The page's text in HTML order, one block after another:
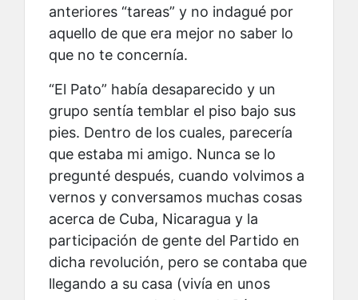
anteriores “tareas” y no indagué por
aquello de que era mejor no saber lo
que no te concernía.
“El Pato” había desaparecido y un
grupo sentía temblar el piso bajo sus
pies. Dentro de los cuales, parecería
que estaba mi amigo. Nunca se lo
pregunté después, cuando volvimos a
vernos y conversamos muchas cosas
acerca de Cuba, Nicaragua y la
participación de gente del Partido en
dicha revolución, pero se contaba que
llegando a su casa (vivía en unos